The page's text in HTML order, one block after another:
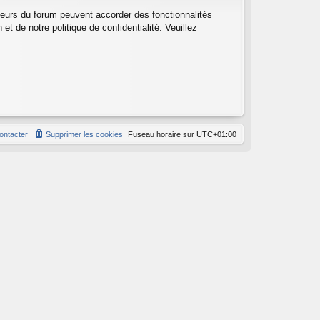
du forum peuvent accorder des fonctionnalités
de notre politique de confidentialité. Veuillez
Fuseau horaire sur UTC+01:00
Supprimer les cookies